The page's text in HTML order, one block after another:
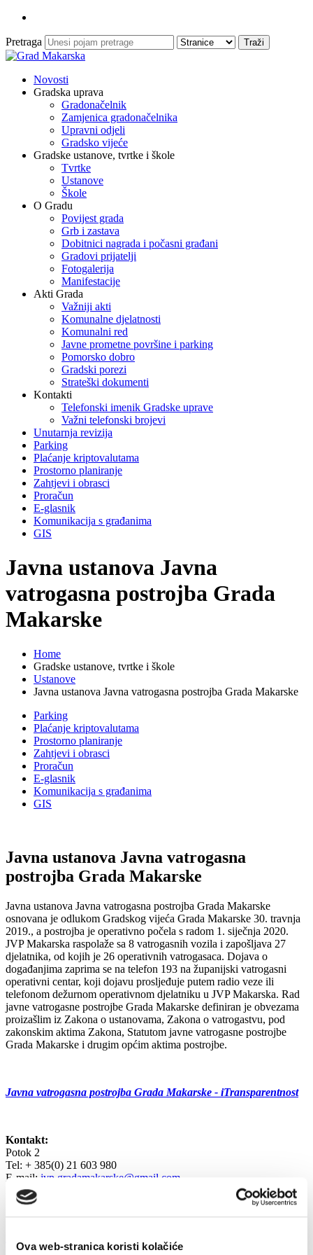
Ova web-stranica koristi kolačiće
Pretraga
Novosti
Gradska uprava
Gradonačelnik
Zamjenica gradonačelnika
Upravni odjeli
Gradsko vijeće
Gradske ustanove, tvrtke i škole
Tvrtke
Ustanove
Škole
O Gradu
Povijest grada
Grb i zastava
Dobitnici nagrada i počasni građani
Gradovi prijatelji
Fotogalerija
Manifestacije
Akti Grada
Važniji akti
Komunalne djelatnosti
Komunalni red
Javne prometne površine i parking
Pomorsko dobro
Gradski porezi
Strateški dokumenti
Kontakti
Telefonski imenik Gradske uprave
Važni telefonski brojevi
Unutarnja revizija
Parking
Plaćanje kriptovalutama
Prostorno planiranje
Zahtjevi i obrasci
Proračun
E-glasnik
Komunikacija s građanima
GIS
Javna ustanova Javna
vatrogasna postrojba Grada
Makarske
Home
Gradske ustanove, tvrtke i škole
Ustanove
Javna ustanova Javna vatrogasna postrojba Grada Makarske
Parking
Plaćanje kriptovalutama
Prostorno planiranje
Zahtjevi i obrasci
Proračun
E-glasnik
Komunikacija s građanima
GIS
Javna ustanova Javna vatrogasna
postrojba Grada Makarske
Javna ustanova Javna vatrogasna postrojba Grada Makarske
osnovana je odlukom Gradskog vijeća Grada Makarske 30. travnja
2019., a postrojba je operativno počela s radom 1. siječnja 2020.
JVP Makarska raspolaže sa 8 vatrogasnih vozila i zapošljava 27
djelatnika, od kojih je 26 operativnih vatrogasaca. Dojava o
događanjima zaprima se na telefon 193 na županijski vatrogasni
operativni centar, koji dojavu prosljeđuje putem radio veze ili
telefonom dežurnom operativnom djelatniku u JVP Makarska. Rad
javne vatrogasne postrojbe Grada Makarske definiran je obvezama
proizašlim iz Zakona o ustanovama, Zakona o vatrogastvu, pod
zakonskim aktima Zakona, Statutom javne vatrogasne postrojbe
Grada Makarske i drugim općim aktima postrojbe.
Javna vatrogasna postrojba Grada Makarske - iTransparentnost
Kontakt:
Potok 2
Tel: + 385(0) 21 603 980
E-mail: jvp.gradamakarske@gmail.com
Zapovjednik:
korisnika 22.07.2026 (645,174 kB)BILJEŠKE UZ